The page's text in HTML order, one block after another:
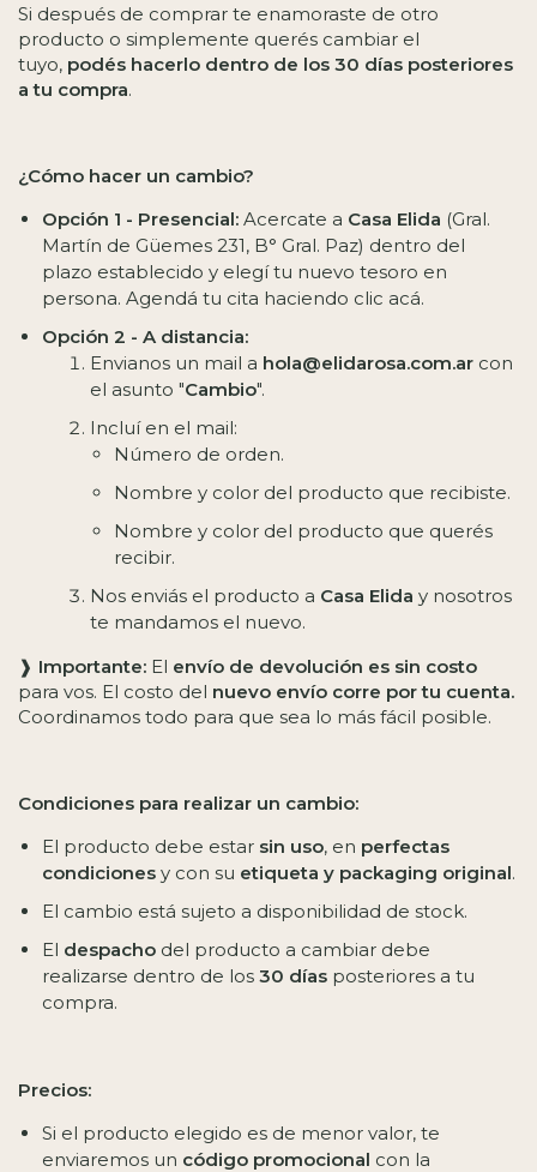
Si después de comprar te enamoraste de otro
producto o simplemente querés cambiar el
tuyo, podés hacerlo dentro de los 30 días posteriores
a tu compra.
¿Cómo hacer un cambio?
Opción 1 - Presencial: Acercate a Casa Elida (Gral.
Martín de Güemes 231, B° Gral. Paz) dentro del
plazo establecido y elegí tu nuevo tesoro en
persona. Agendá tu cita haciendo clic acá.
Opción 2 - A distancia:
Envianos un mail a hola@elidarosa.com.ar con
el asunto "Cambio".
Incluí en el mail:
Número de orden.
Nombre y color del producto que recibiste.
Nombre y color del producto que querés
recibir.
Nos enviás el producto a Casa Elida y nosotros
te mandamos el nuevo.
❱ Importante: El envío de devolución es sin costo
para vos. El costo del nuevo envío corre por tu cuenta.
Coordinamos todo para que sea lo más fácil posible.
Condiciones para realizar un cambio:
El producto debe estar sin uso, en perfectas
condiciones y con su etiqueta y packaging original.
El cambio está sujeto a disponibilidad de stock.
El despacho del producto a cambiar debe
realizarse dentro de los 30 días posteriores a tu
compra.
Precios:
Si el producto elegido es de menor valor, te
enviaremos un código promocional con la